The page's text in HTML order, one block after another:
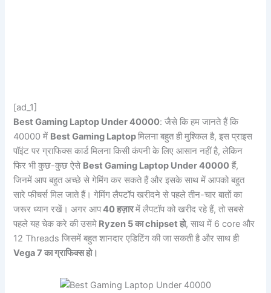
[ad_1]
Best Gaming Laptop Under 40000: जैसे कि हम जानते हैं कि
40000 में Best Gaming Laptopमिलना बहुत ही मुश्किल है, इस प्राइस
पॉइंट पर ग्राफिक्स कार्ड मिलना किसी कंपनी के लिए आसान नहीं है, लेकिन
फिर भी कुछ-कुछ ऐसे Best Gaming Laptop Under 40000 हैं,
जिनमें आप बहुत अच्छे से गेमिंग कर सकते हैं और इसके साथ में आपको बहुत
सारे फीचर्स मिल जाते हैं। गेमिंग लैपटॉप खरीदने से पहले तीन-चार बातों का
जरूर ध्यान रखें। अगर आप40 हज़ारमें लैपटॉप को खरीद रहे हैं, तो सबसे
पहले यह चेक करे की उसमे Ryzen 5 का chipset हो, साथ में 6 core और
12 Threads जिसमें बहुत शानदार एडिटिंग की जा सकती है और साथ ही
Vega 7 का ग्राफिक्स हो।